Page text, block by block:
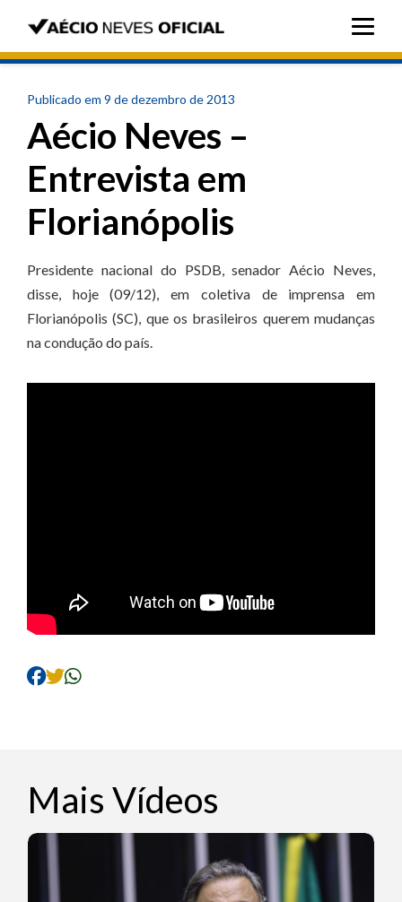
Publicado em 9 de dezembro de 2013
Aécio Neves –
Entrevista em
Florianópolis
Presidente nacional do PSDB, senador Aécio Neves,
disse, hoje (09/12), em coletiva de imprensa em
Florianópolis (SC), que os brasileiros querem mudanças
na condução do país.
Mais Vídeos